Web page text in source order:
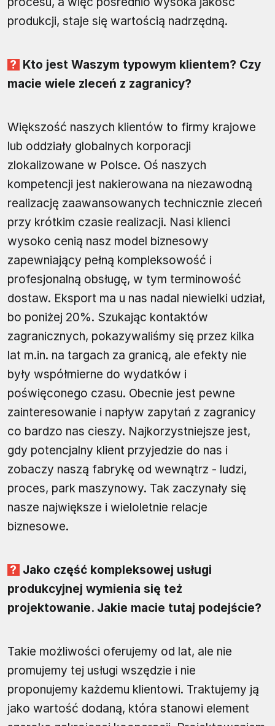
produkcji, staje się wartością nadrzędną.
Kto jest Waszym typowym klientem? Czy
macie wiele zleceń z zagranicy?
Większość naszych klientów to firmy krajowe
lub oddziały globalnych korporacji
zlokalizowane w Polsce. Oś naszych
kompetencji jest nakierowana na niezawodną
realizację zaawansowanych technicznie zleceń
przy krótkim czasie realizacji. Nasi klienci
wysoko cenią nasz model biznesowy
zapewniający pełną kompleksowość i
profesjonalną obsługę, w tym terminowość
dostaw. Eksport ma u nas nadal niewielki udział,
bo poniżej 20%. Szukając kontaktów
zagranicznych, pokazywaliśmy się przez kilka
lat m.in. na targach za granicą, ale efekty nie
były współmierne do wydatków i
poświęconego czasu. Obecnie jest pewne
zainteresowanie i napływ zapytań z zagranicy
co bardzo nas cieszy. Najkorzystniejsze jest,
gdy potencjalny klient przyjedzie do nas i
zobaczy naszą fabrykę od wewnątrz - ludzi,
proces, park maszynowy. Tak zaczynały się
nasze największe i wieloletnie relacje
biznesowe.
Jako część kompleksowej usługi
produkcyjnej wymienia się też
projektowanie. Jakie macie tutaj podejście?
Takie możliwości oferujemy od lat, ale nie
promujemy tej usługi wszędzie i nie
proponujemy każdemu klientowi. Traktujemy ją
jako wartość dodaną, która stanowi element